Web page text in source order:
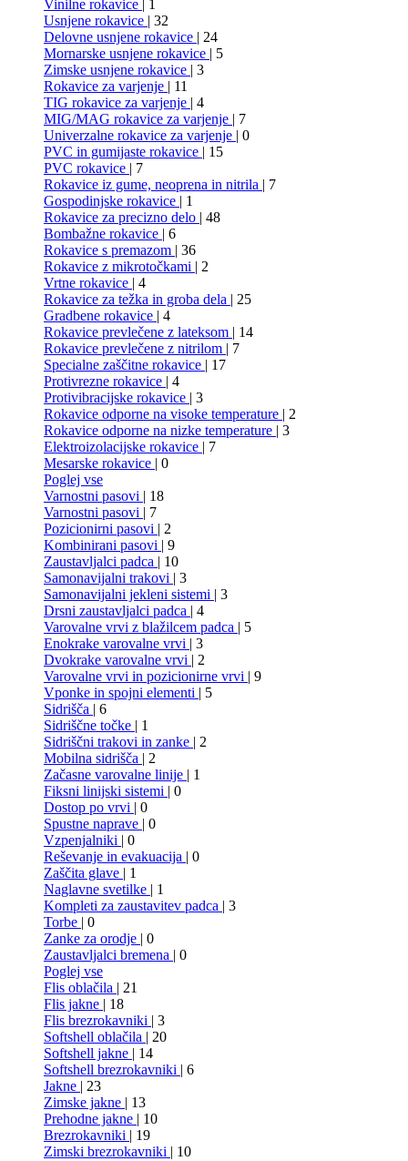
Vinilne rokavice | 1
Usnjene rokavice | 32
Delovne usnjene rokavice | 24
Mornarske usnjene rokavice | 5
Zimske usnjene rokavice | 3
Rokavice za varjenje | 11
TIG rokavice za varjenje | 4
MIG/MAG rokavice za varjenje | 7
Univerzalne rokavice za varjenje | 0
PVC in gumijaste rokavice | 15
PVC rokavice | 7
Rokavice iz gume, neoprena in nitrila | 7
Gospodinjske rokavice | 1
Rokavice za precizno delo | 48
Bombažne rokavice | 6
Rokavice s premazom | 36
Rokavice z mikrotočkami | 2
Vrtne rokavice | 4
Rokavice za težka in groba dela | 25
Gradbene rokavice | 4
Rokavice prevlečene z lateksom | 14
Rokavice prevlečene z nitrilom | 7
Specialne zaščitne rokavice | 17
Protivrezne rokavice | 4
Protivibracijske rokavice | 3
Rokavice odporne na visoke temperature | 2
Rokavice odporne na nizke temperature | 3
Elektroizolacijske rokavice | 7
Mesarske rokavice | 0
Poglej vse
Varnostni pasovi | 18
Varnostni pasovi | 7
Pozicionirni pasovi | 2
Kombinirani pasovi | 9
Zaustavljalci padca | 10
Samonavijalni trakovi | 3
Samonavijalni jekleni sistemi | 3
Drsni zaustavljalci padca | 4
Varovalne vrvi z blažilcem padca | 5
Enokrake varovalne vrvi | 3
Dvokrake varovalne vrvi | 2
Varovalne vrvi in pozicionirne vrvi | 9
Vponke in spojni elementi | 5
Sidrišča | 6
Sidriščne točke | 1
Sidriščni trakovi in zanke | 2
Mobilna sidrišča | 2
Začasne varovalne linije | 1
Fiksni linijski sistemi | 0
Dostop po vrvi | 0
Spustne naprave | 0
Vzpenjalniki | 0
Reševanje in evakuacija | 0
Zaščita glave | 1
Naglavne svetilke | 1
Kompleti za zaustavitev padca | 3
Torbe | 0
Zanke za orodje | 0
Zaustavljalci bremena | 0
Poglej vse
Flis oblačila | 21
Flis jakne | 18
Flis brezrokavniki | 3
Softshell oblačila | 20
Softshell jakne | 14
Softshell brezrokavniki | 6
Jakne | 23
Zimske jakne | 13
Prehodne jakne | 10
Brezrokavniki | 19
Zimski brezrokavniki | 10